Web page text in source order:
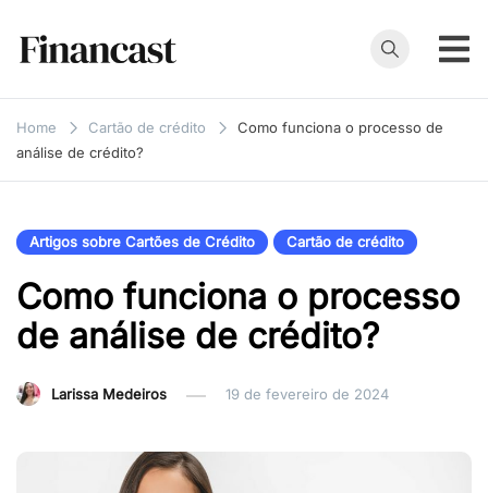
Financast
empréstimos,
as nossas
resenhas de
serviços
financeiros.
Home Cartão de crédito
Como funciona o processo de
análise de crédito?
Artigos sobre Cartões de Crédito Cartão de crédito
Como funciona o processo
de análise de crédito?
Larissa Medeiros 19 de fevereiro de 2024